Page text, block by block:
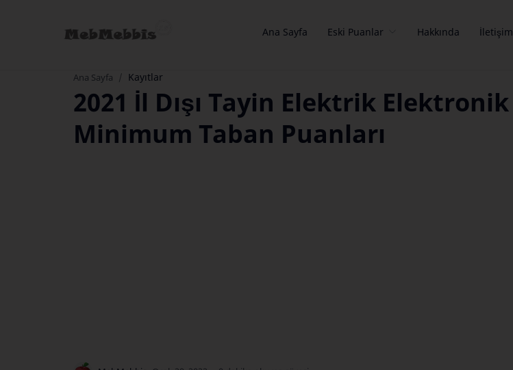
Ana Sayfa Eski Puanlar Hakkında İletişim
Ana Sayfa Kayıtlar
2021 İl Dışı Tayin Elektrik Elektronik
Minimum Taban Puanları